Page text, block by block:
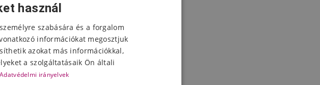
a
használ
szabására és a forgalom
információkat megosztjuk
azokat más információkkal,
a szolgáltatásaik Ön általi
Adatvédelmi irányelvek